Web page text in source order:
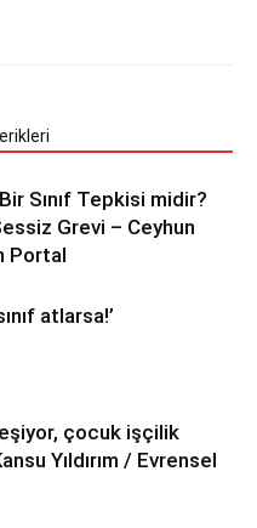
Sınıf Tepkisi midir?
Grevi – Ceyhun
Portal
atlarsa!’
çocuk işçilik
Yıldırım / Evrensel